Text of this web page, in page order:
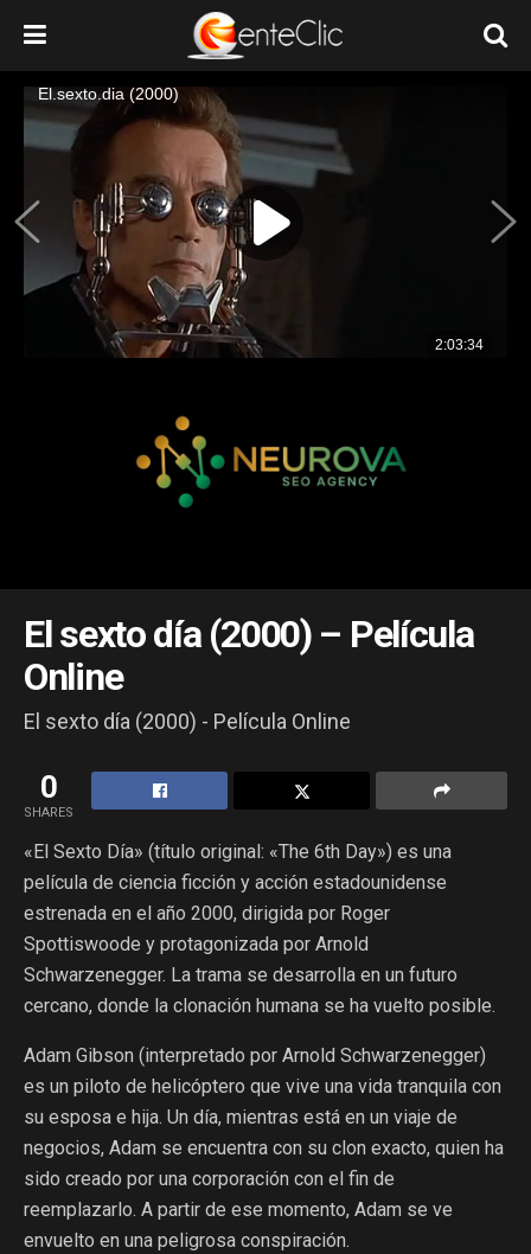
El sexto día (2000) – Película
Online
El sexto día (2000) - Película Online
0
SHARES
«El Sexto Día» (título original: «The 6th Day») es una
película de ciencia ficción y acción estadounidense
estrenada en el año 2000, dirigida por Roger
Spottiswoode y protagonizada por Arnold
Schwarzenegger. La trama se desarrolla en un futuro
cercano, donde la clonación humana se ha vuelto posible.
Adam Gibson (interpretado por Arnold Schwarzenegger)
es un piloto de helicóptero que vive una vida tranquila con
su esposa e hija. Un día, mientras está en un viaje de
negocios, Adam se encuentra con su clon exacto, quien ha
sido creado por una corporación con el fin de
reemplazarlo. A partir de ese momento, Adam se ve
envuelto en una peligrosa conspiración.